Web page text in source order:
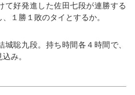
好発進した佐田七段が連勝する
１勝１敗のタイとするか。
聡九段。持ち時間各４時間で、
み。